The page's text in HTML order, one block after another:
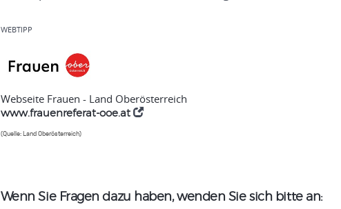
WEBTIPP
Webseite Frauen - Land Oberösterreich
www.frauenreferat-ooe.at
(Quelle: Land Oberösterreich)
Wenn Sie Fragen dazu haben, wenden Sie sich bitte an: